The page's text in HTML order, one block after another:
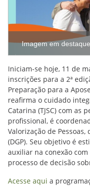
Imagem em destaque
Iniciam-se hoje, 11 de
inscrições para a 2ª
Preparação para a
reafirma o cuidado
Catarina (TJSC) com as
profissional, é
Valorização de
(DGP). Seu objetivo é
auxiliar na conexão
processo de decisão
Acesse aqui a